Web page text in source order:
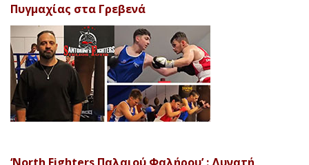
Πυγμαχίας στα Γρεβενά
‘North Fighters Παλαιού Φαλήρου’ : Δυνατή